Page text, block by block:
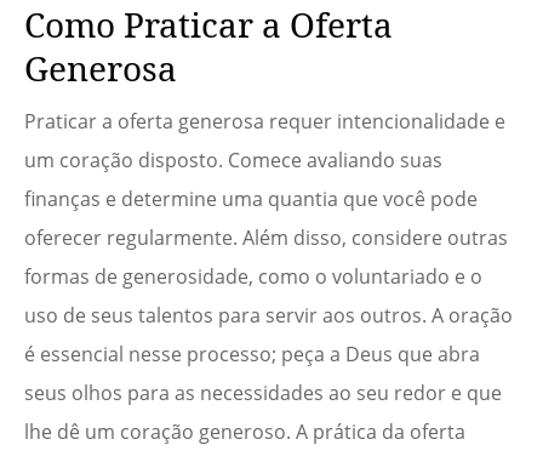
Como Praticar a Oferta
Generosa
Praticar a oferta generosa requer intencionalidade e
um coração disposto. Comece avaliando suas
finanças e determine uma quantia que você pode
oferecer regularmente. Além disso, considere outras
formas de generosidade, como o voluntariado e o
uso de seus talentos para servir aos outros. A oração
é essencial nesse processo; peça a Deus que abra
seus olhos para as necessidades ao seu redor e que
lhe dê um coração generoso. A prática da oferta